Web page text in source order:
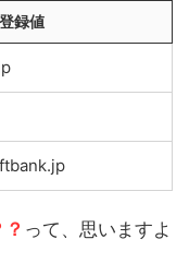
登録値
って、思いますよ